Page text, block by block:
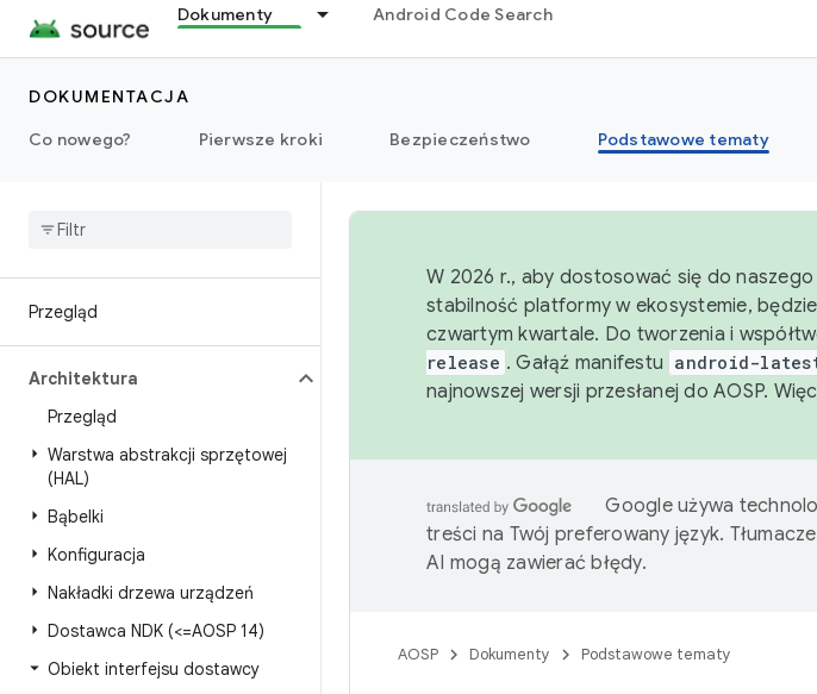
Dokumenty Android Code Search
DOKUMENTACJA
Co nowego?
Pierwsze kroki Bezpieczeństwo Podstawowe tematy
Przegląd
Architektura
Przegląd
Warstwa abstrakcji sprzętowej
(HAL)
Bąbelki
Konfiguracja
Nakładki drzewa urządzeń
Dostawca NDK (<=AOSP 14)
Obiekt interfejsu dostawcy
W 2026 r., aby dostosować się do
stabilność platformy w ekosystemie,
czwartym kwartale. Do tworzenia i
release . Gałąź manifestu android-
najnowszej wersji przesłanej do AOSP.
Google używa
treści na Twój preferowany język.
AI mogą zawierać błędy.
AOSP Dokumenty Podstawowe tematy